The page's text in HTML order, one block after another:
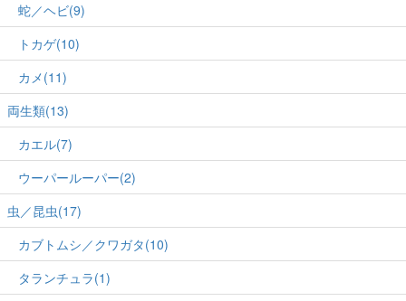
蛇／ヘビ(9)
トカゲ(10)
カメ(11)
両生類(13)
カエル(7)
ウーパールーパー(2)
虫／昆虫(17)
カブトムシ／クワガタ(10)
タランチュラ(1)